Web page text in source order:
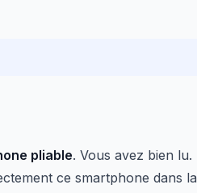
pliable. Vous avez bien lu.
ce smartphone dans la